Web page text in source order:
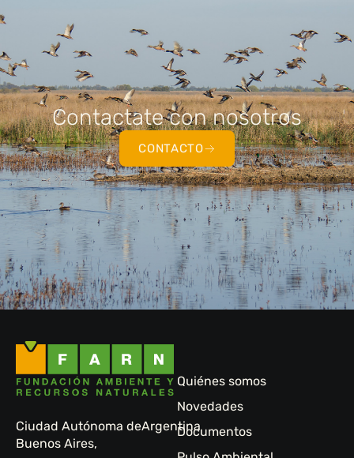
Contactate con nosotros
CONTACTO
Ciudad Autónoma de
Buenos Aires,
Argentina
Quiénes somos
Novedades
Documentos